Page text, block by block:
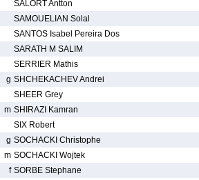
SALORT Antton
SAMOUELIAN Solal
SANTOS Isabel Pereira Dos
SARATH M SALIM
SERRIER Mathis
g SHCHEKACHEV Andrei
SHEER Grey
m SHIRAZI Kamran
SIX Robert
g SOCHACKI Christophe
m SOCHACKI Wojtek
f SORBE Stephane